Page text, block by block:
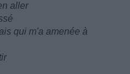
aller
qui m'a amenée à